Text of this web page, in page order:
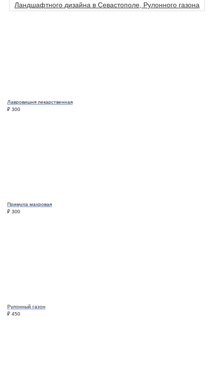
Ландшафтного дизайна в Севастополе, Рулонного газона
Лавровишня лекарственная
₽ 300
Примула махровая
₽ 300
Рулонный газон
₽ 450